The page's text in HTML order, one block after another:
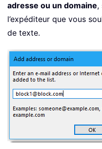
adresse ou un domaine,
l’expéditeur que vous
de texte.